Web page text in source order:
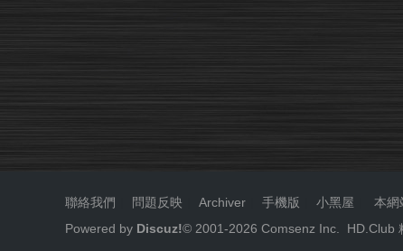
聯絡我們 問題反映 Archiver 手機版 小黑屋 本網
Powered by Discuz!© 2001-2026 Comsenz Inc. HD.Club